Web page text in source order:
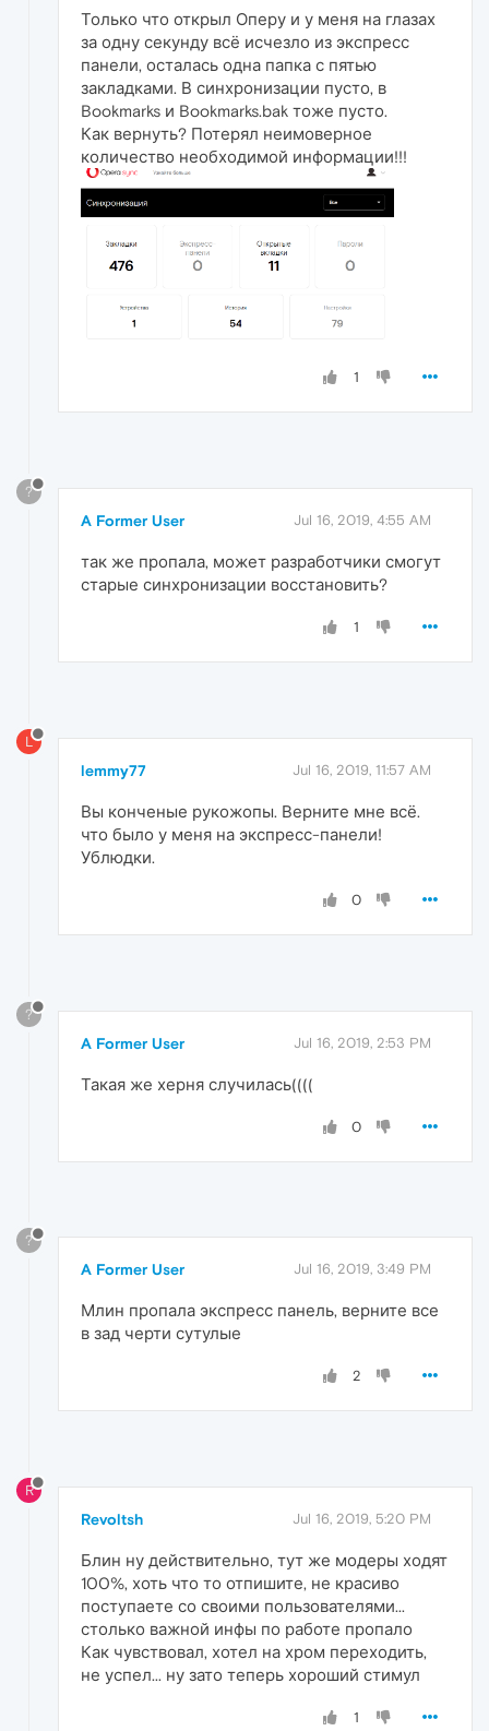
Только что открыл Оперу и у меня на глазах
за одну секунду всё исчезло из экспресс
панели, осталась одна папка с пятью
закладками. В синхронизации пусто, в
Bookmarks и Bookmarks.bak тоже пусто.
Как вернуть? Потерял неимоверное
количество необходимой информации!!!
1
?
A Former User Jul 16, 2019, 4:55 AM
так же пропала, может разработчики смогут
старые синхронизации восстановить?
1
L
lemmy77 Jul 16, 2019, 11:57 AM
Вы конченые рукожопы. Верните мне всё.
что было у меня на экспресс-панели!
Ублюдки.
0
?
A Former User Jul 16, 2019, 2:53 PM
Такая же херня случилась((((
0
?
A Former User Jul 16, 2019, 3:49 PM
Млин пропала экспресс панель, верните все
в зад черти сутулые
2
R
Revoltsh Jul 16, 2019, 5:20 PM
Блин ну действительно, тут же модеры ходят
100%, хоть что то отпишите, не красиво
поступаете со своими пользователями...
столько важной инфы по работе пропало
Как чувствовал, хотел на хром переходить,
не успел... ну зато теперь хороший стимул
1